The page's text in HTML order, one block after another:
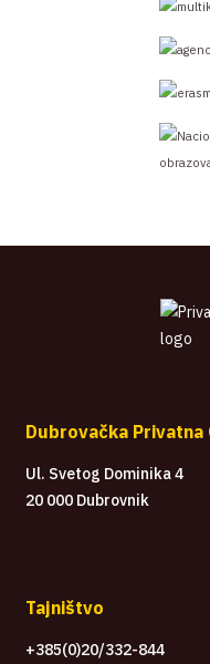
Dubrovačka Privatna
Ul. Svetog Dominika 4
20 000 Dubrovnik
Tajništvo
+385(0)20/332-844